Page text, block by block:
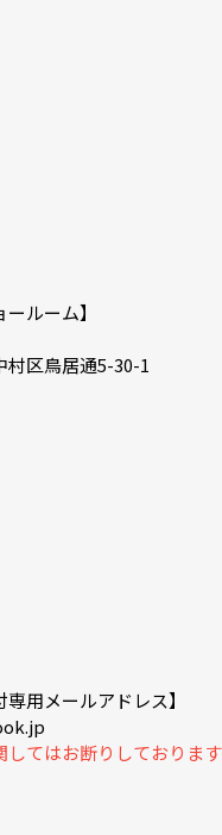
ルーム】
村区鳥居通5-30-1
専用メールアドレス】
てはお断りしております